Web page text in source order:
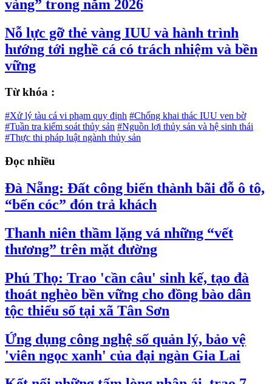
vàng” trong năm 2026
Nỗ lực gỡ thẻ vàng IUU và hành trình
hướng tới nghề cá có trách nhiệm và bền
vững
Từ khóa :
#Xử lý tàu cá vi phạm quy định #Chống khai thác IUU ven bờ
#Tuần tra kiểm soát thủy sản #Nguồn lợi thủy sản và hệ sinh thái
#Thực thi pháp luật ngành thủy sản
Đọc nhiều
Đà Nẵng: Đất công biến thành bãi đỗ ô tô,
“bến cóc” đón trả khách
Thanh niên thầm lặng vá những “vết
thương” trên mặt đường
Phú Thọ: Trao 'cần câu' sinh kế, tạo đà
thoát nghèo bền vững cho đồng bào dân
tộc thiểu số tại xã Tân Sơn
Ứng dụng công nghệ số quản lý, bảo vệ
'viên ngọc xanh' của đại ngàn Gia Lai